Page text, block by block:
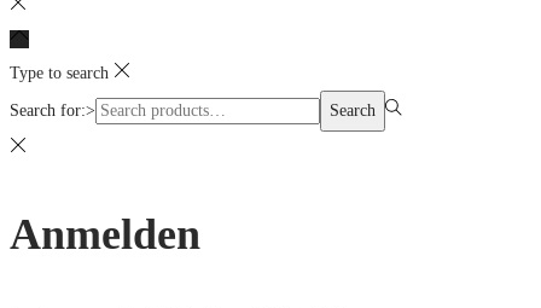
Type to search
Search for:> Search
Anmelden